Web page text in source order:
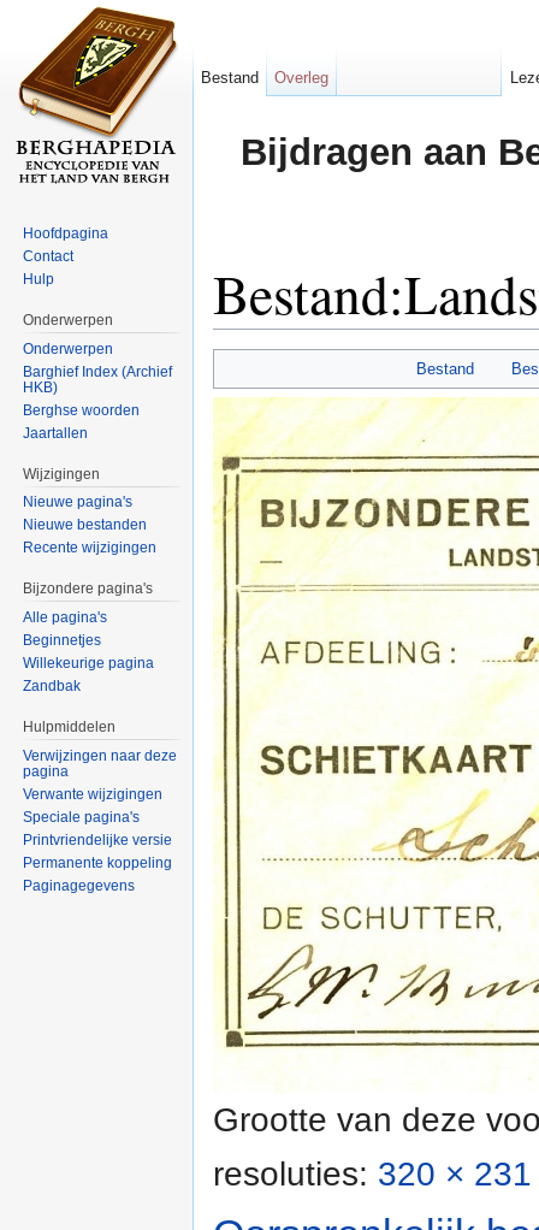
Bijdragen aan
Bestand
Grootte van deze
resoluties: 320 ×
Bestand Overleg
Hoofdpagina
Contact
Hulp
Onderwerpen
Onderwerpen
Barghief Index (Archief
HKB)
Berghse woorden
Jaartallen
Wijzigingen
Nieuwe pagina's
Nieuwe bestanden
Recente wijzigingen
Bijzondere pagina's
Alle pagina's
Beginnetjes
Willekeurige pagina
Zandbak
Hulpmiddelen
Verwijzingen naar deze
pagina
Verwante wijzigingen
Speciale pagina's
Printvriendelijke versie
Permanente koppeling
Paginagegevens